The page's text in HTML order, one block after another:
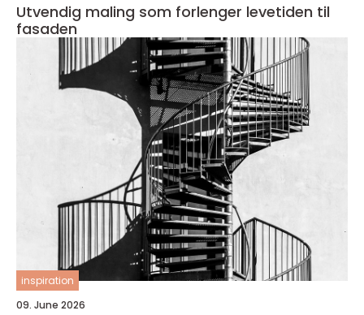
Utvendig maling som forlenger levetiden til
fasaden
inspiration
09. June 2026